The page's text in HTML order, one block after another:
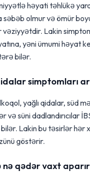
həyati təhlükə
səbəb olmur və ömür
vəziyyətdir. Lakin
yəni ümumi həyat
bilər.
simptomları
yağlı qidalar, süd
və süni dadlandırıcılar
Lakin bu təsirlər hər
göstərir.
nə qədər vaxt